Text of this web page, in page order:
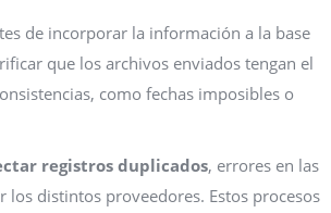
de incorporar la información a la base
que los archivos enviados tengan el
como fechas imposibles o
registros duplicados, errores en las
distintos proveedores. Estos procesos